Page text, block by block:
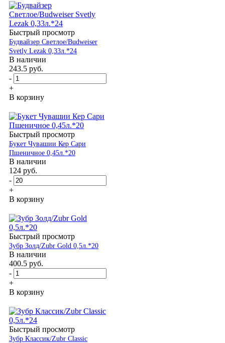
Быстрый просмотр
Будвайзер Светлое/Budweiser
Svetly Lezak 0,33л.*24
В наличии
243.5 руб.
-
+
В корзину
Быстрый просмотр
Букет Чувашии Кер Сари
Пшеничное 0,45л.*20
В наличии
124 руб.
-
+
В корзину
Быстрый просмотр
Зубр Золд/Zubr Gold 0,5л.*20
В наличии
400.5 руб.
-
+
В корзину
Быстрый просмотр
Зубр Классик/Zubr Classic